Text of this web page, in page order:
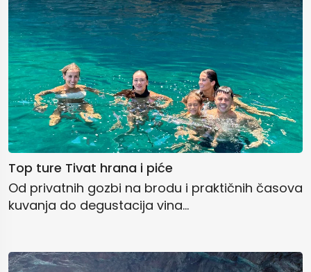
Top ture Tivat hrana i piće
Od privatnih gozbi na brodu i praktičnih časova
kuvanja do degustacija vina...